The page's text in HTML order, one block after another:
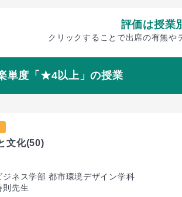
評価は授業
クリックすることで出席の有無や
単度「★4以上」の授業
文化(50)
ジネス学部 都市環境デザイン学科
則先生